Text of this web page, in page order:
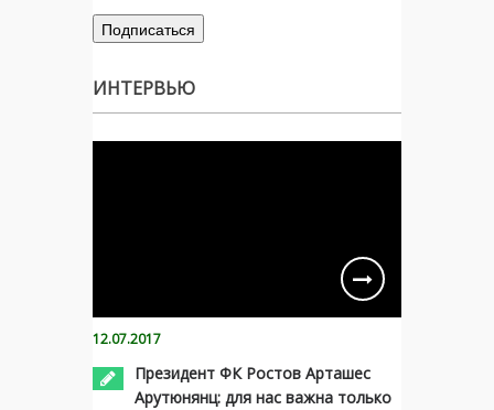
ИНТЕРВЬЮ
12.07.2017
Президент ФК Ростов Арташес
Арутюнянц: для нас важна только